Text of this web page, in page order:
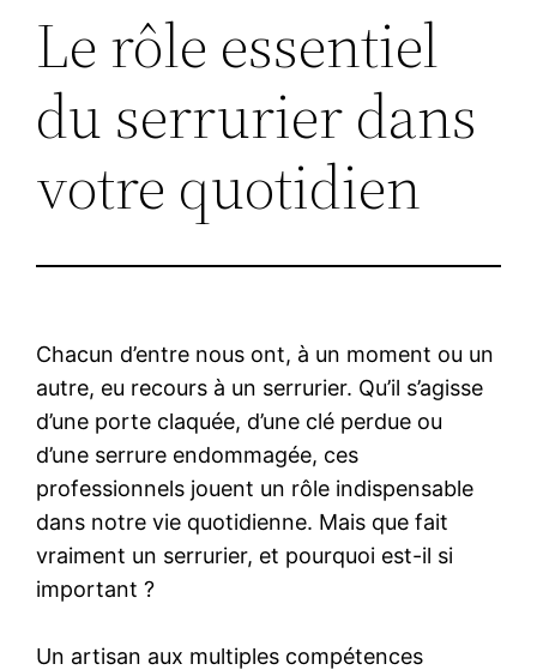
Le rôle essentiel
du serrurier dans
votre quotidien
Chacun d’entre nous ont, à un moment ou un
autre, eu recours à un serrurier. Qu’il s’agisse
d’une porte claquée, d’une clé perdue ou
d’une serrure endommagée, ces
professionnels jouent un rôle indispensable
dans notre vie quotidienne. Mais que fait
vraiment un serrurier, et pourquoi est-il si
important ?
Un artisan aux multiples compétences